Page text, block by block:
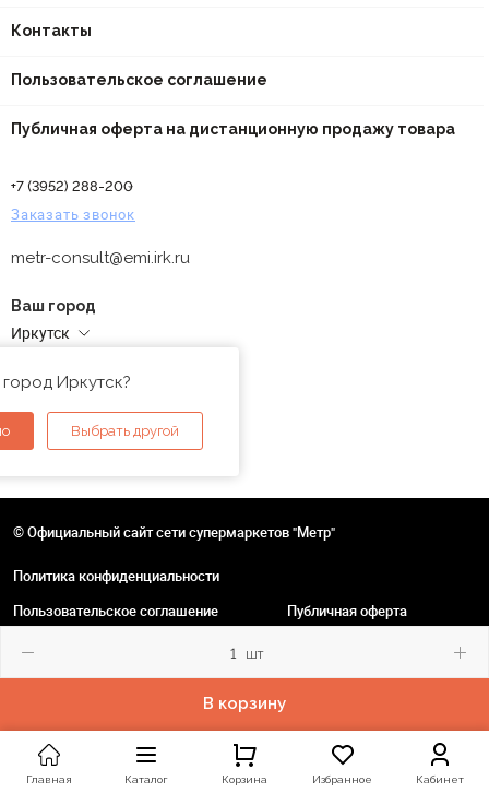
шт
В корзину
Контакты
Пользовательское соглашение
Публичная оферта на дистанционную продажу товара
+7 (3952) 288-200
Заказать звонок
metr-consult@emi.irk.ru
Ваш город
Иркутск
Иркутск?
Выбрать другой
© Официальный сайт сети супермаркетов "Метр"
Политика конфиденциальности
Пользовательское соглашение
Публичная оферта
Главная Каталог Корзина Избранное Кабинет